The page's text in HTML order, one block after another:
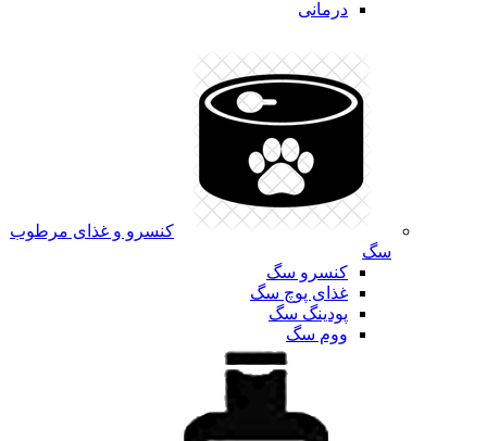
درمانی
کنسرو و غذای مرطوب
سگ
کنسرو سگ
غذای پوچ سگ
پودینگ سگ
ووم سگ